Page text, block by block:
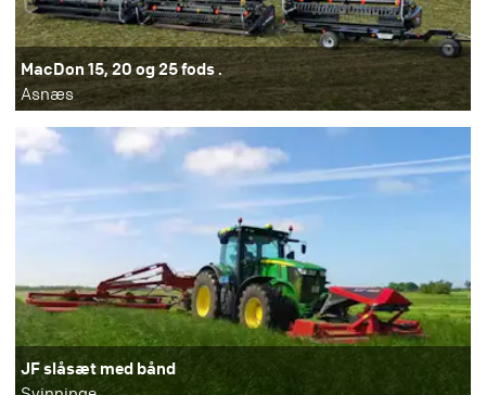
MacDon 15, 20 og 25 fods .
Asnæs
JF slåsæt med bånd